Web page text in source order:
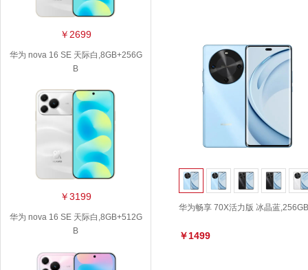
￥2699
华为 nova 16 SE 天际白,8GB+256G
B
￥3199
华为 nova 16 SE 天际白,8GB+512G
B
华为畅享 70X活力版 冰晶蓝,256GB
￥1499